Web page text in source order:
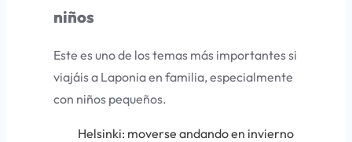
niños
Este es uno de los temas más importantes si
viajáis a Laponia en familia, especialmente
con niños pequeños.
Helsinki: moverse andando en invierno